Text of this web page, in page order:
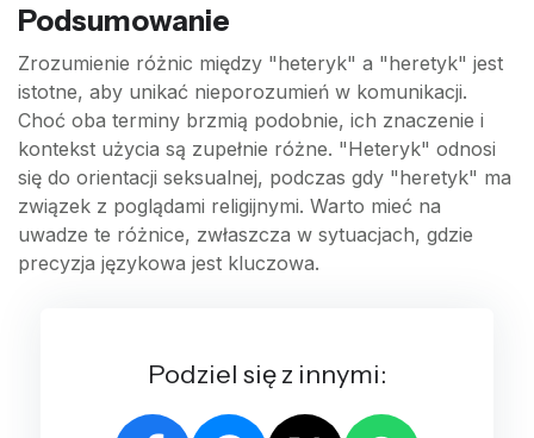
Podsumowanie
Zrozumienie różnic między "heteryk" a "heretyk" jest
istotne, aby unikać nieporozumień w komunikacji.
Choć oba terminy brzmią podobnie, ich znaczenie i
kontekst użycia są zupełnie różne. "Heteryk" odnosi
się do orientacji seksualnej, podczas gdy "heretyk" ma
związek z poglądami religijnymi. Warto mieć na
uwadze te różnice, zwłaszcza w sytuacjach, gdzie
precyzja językowa jest kluczowa.
Podziel się z innymi: